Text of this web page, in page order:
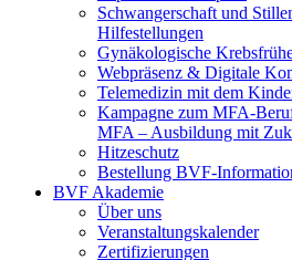
Schwangerschaft und
Hilfestellungen
Gynäkologische
Webpräsenz & Digitale
Telemedizin mit dem
Kampagne zum MFA-
MFA – Ausbildung mit
Hitzeschutz
Bestellung BVF-
BVF Akademie
Über uns
Veranstaltungskalender
Zertifizierungen